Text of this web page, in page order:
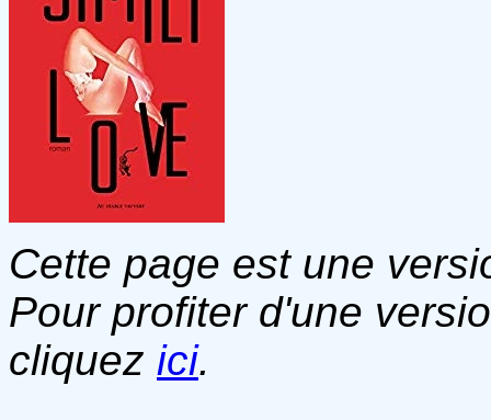
Cette page est une
Pour profiter d'une
cliquez ici.